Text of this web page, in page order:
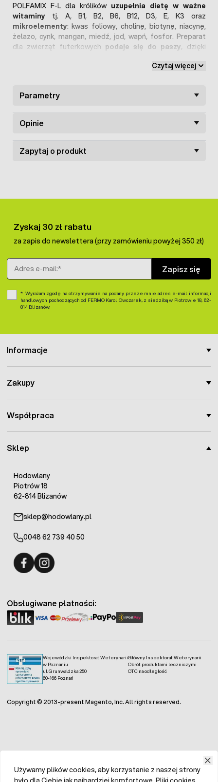
POLFAMIX F-L dla królików uzupełnia dietę w ważne
witaminytj. A, B1, B2, B6, B12, D3, E, K3 oraz
mikroelementy: kwas foliowy, cholinę, biotynę, niacynę,
żelazo, cynk, mangan, miedź, jod, wapń, fosfor. Preparat
dla zwierząt futerkowych podaje się do paszy, dzięki
poprawa jakości okrywy włosowej,
wyższa odporność królików,
Stosowanie króliki:
Czytaj więcej
Parametry
Opinie
Zapytaj o produkt
Sklep
Hodowlany
Piotrów 18
62-814 Blizanów
sklep@hodowlany.pl
0048 62 739 40 50
Informacje
Zakupy
Współpraca
Zyskaj 30 zł rabatu
za zapis do newslettera (przy zamówieniu powyżej 350 zł)
Adres e-mail
Zapisz się
Wyrażam zgodę na otrzymywanie na podany przeze mnie adres e-mail informacji
handlowych pochodzących od FERMO Karol Owczarek, z siedzibą w Piotrowie 18, 62-
814 Blizanów.
Wojewódzki Inspektorat Weterynarii
w Poznaniu
ul. Grunwaldzka 250
60-166 Poznań
Główny Inspektorat Weterynarii
Obrót produktami leczniczymi
OTC na odległość
Obsługiwane płatności:
Copyright © 2013-present Magento, Inc. All rights reserved.
Używamy plików cookies, aby korzystanie z naszej strony